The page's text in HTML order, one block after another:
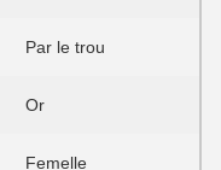
Par le trou
Or
Femelle